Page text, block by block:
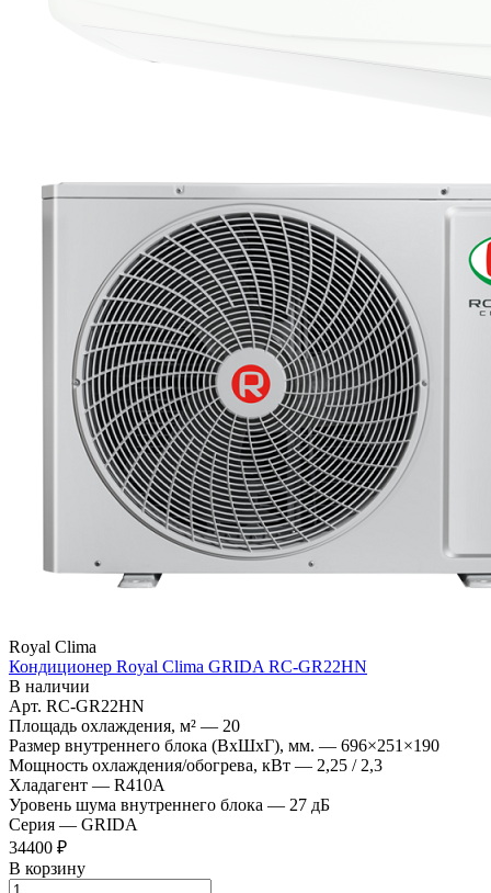
Royal Clima
Кондиционер Royal Clima GRIDA RC-GR22HN
В наличии
Арт. RC-GR22HN
Площадь охлаждения, м² — 20
Размер внутреннего блока (ВхШхГ), мм. — 696×251×190
Мощность охлаждения/обогрева, кВт — 2,25 / 2,3
Хладагент — R410A
Уровень шума внутреннего блока — 27 дБ
Серия — GRIDA
34400 ₽
В корзину